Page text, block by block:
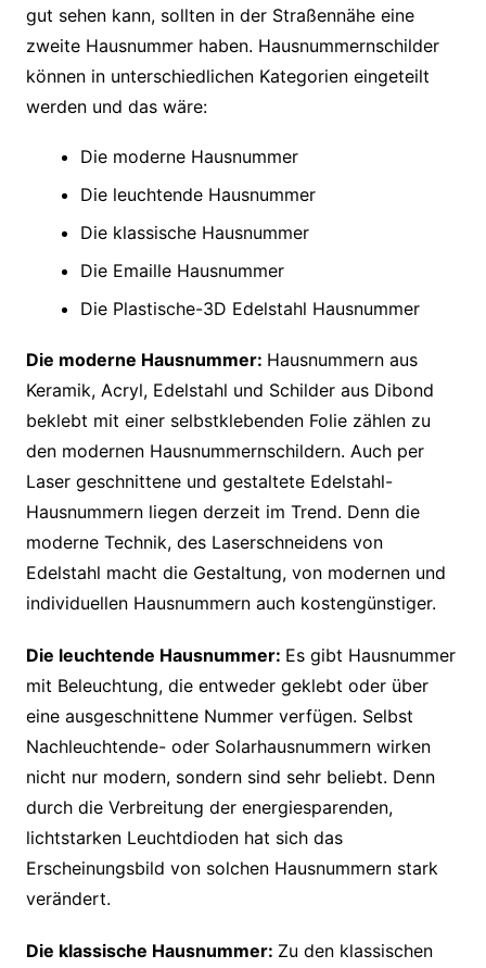
gut sehen kann, sollten in der Straßennähe eine
zweite Hausnummer haben. Hausnummernschilder
können in unterschiedlichen Kategorien eingeteilt
werden und das wäre:
Die moderne Hausnummer
Die leuchtende Hausnummer
Die klassische Hausnummer
Die Emaille Hausnummer
Die Plastische-3D Edelstahl Hausnummer
Die moderne Hausnummer: Hausnummern aus
Keramik, Acryl, Edelstahl und Schilder aus Dibond
beklebt mit einer selbstklebenden Folie zählen zu
den modernen Hausnummernschildern. Auch per
Laser geschnittene und gestaltete Edelstahl-
Hausnummern liegen derzeit im Trend. Denn die
moderne Technik, des Laserschneidens von
Edelstahl macht die Gestaltung, von modernen und
individuellen Hausnummern auch kostengünstiger.
Die leuchtende Hausnummer: Es gibt Hausnummer
mit Beleuchtung, die entweder geklebt oder über
eine ausgeschnittene Nummer verfügen. Selbst
Nachleuchtende- oder Solarhausnummern wirken
nicht nur modern, sondern sind sehr beliebt. Denn
durch die Verbreitung der energiesparenden,
lichtstarken Leuchtdioden hat sich das
Erscheinungsbild von solchen Hausnummern stark
verändert.
Die klassische Hausnummer: Zu den klassischen